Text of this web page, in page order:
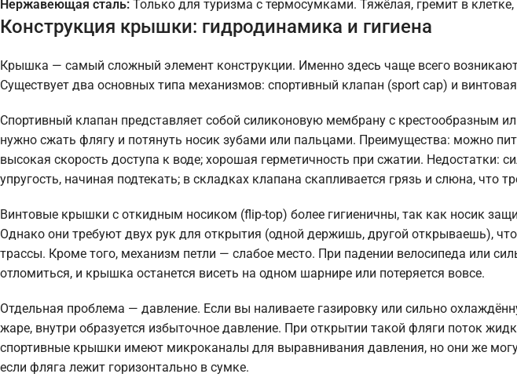
Нержавеющая сталь: Только для туризма с термосумками. Тяжёлая, гремит в
Конструкция крышки: гидродинамика и гигиена
Крышка — самый сложный элемент конструкции. Именно здесь чаще всего
Существует два основных типа механизмов: спортивный клапан (sport cap) и
Спортивный клапан представляет собой силиконовую мембрану с крестообразным
нужно сжать флягу и потянуть носик зубами или пальцами. Преимущества: можно
высокая скорость доступа к воде; хорошая герметичность при сжатии. Недостатки:
упругость, начиная подтекать; в складках клапана скапливается грязь и слюна, что
Винтовые крышки с откидным носиком (flip-top) более гигиеничны, так как носик
Однако они требуют двух рук для открытия (одной держишь, другой открываешь),
трассы. Кроме того, механизм петли — слабое место. При падении велосипеда или
отломиться, и крышка останется висеть на одном шарнире или потеряется вовсе.
Отдельная проблема — давление. Если вы наливаете газировку или сильно
жаре, внутри образуется избыточное давление. При открытии такой фляги поток
спортивные крышки имеют микроканалы для выравнивания давления, но они же
если фляга лежит горизонтально в сумке.